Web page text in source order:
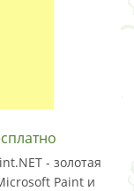
- золотая
Paint и